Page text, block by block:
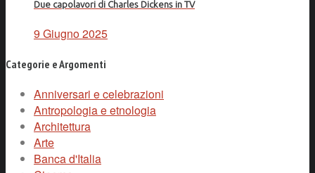
Due capolavori di Charles Dickens in TV
9 Giugno 2025
Categorie e Argomenti
Anniversari e celebrazioni
Antropologia e etnologia
Architettura
Arte
Banca d'Italia